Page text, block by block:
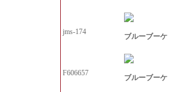
jms-174
ブルーブー
F606657
ブルーブー